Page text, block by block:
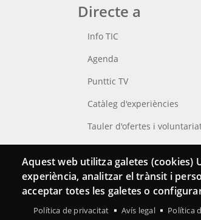
Directe a
Info TIC
Agenda
Punttic TV
Catàleg d'experiències
Tauler d'ofertes i
Cerca el teu Punt TIC
Aquest web utilitza galetes
experiència, analitzar el trànsit i
acceptar totes les galetes o
Política de privacitat Avís legal Política